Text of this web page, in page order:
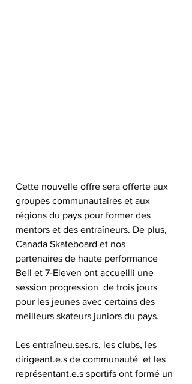
Cette nouvelle offre sera offerte aux
groupes communautaires et aux
régions du pays pour former des
mentors et des entraîneurs. De plus,
Canada Skateboard et nos
partenaires de haute performance
Bell et 7-Eleven ont accueilli une
session progression  de trois jours
pour les jeunes avec certains des
meilleurs skateurs juniors du pays.
Les entraîneu.ses.rs, les clubs, les
dirigeant.e.s de communauté  et les
représentant.e.s sportifs ont formé un